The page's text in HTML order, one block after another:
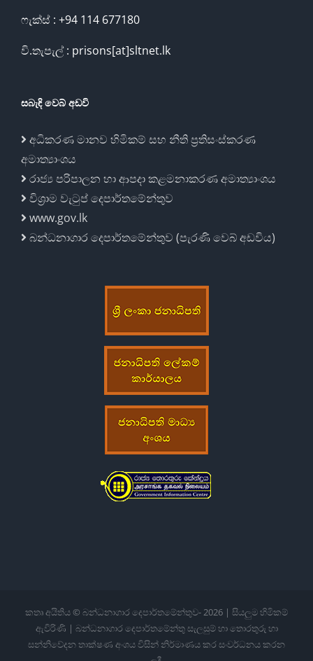
ෆැක්ස් : +94 114 677180
වි.තැපැල් : prisons[at]sltnet.lk
සබැඳි වෙබ් අඩවි
අධිකරණ මානව හිමිකම් සහ නීති ප්‍රතිසංස්කරණ
අමාත්‍යාංශය
රාජ්‍ය පරිපාලන හා ආපදා කළමනාකරණ අමාත්‍යාංශය
විශ්‍රාම වැටුප් දෙපාර්තමේන්තුව
www.gov.lk
බන්ධනාගාර දෙපාර්තමේන්තුව (පැරණි වෙබ් අඩවිය)
කතෘ අයිතිය © බන්ධනාගාර දෙපාර්තමේන්තුව-2026 | සියලුම හිමිකම්
ඇවිරිණි | බන්ධනාගාර දෙපාර්තමේන්තු සැලසුම් හා තොරතුරු හා
සන්නිවේදන තාක්ෂණ අංශය විසින් නිර්මාණය කර සංවර්ධනය කරන